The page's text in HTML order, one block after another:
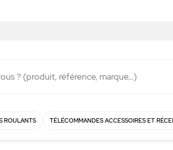
ROULANTS TÉLÉCOMMANDES ACCESSOIRES ET